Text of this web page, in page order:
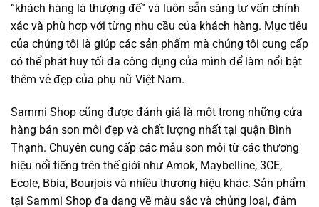
“khách hàng là thượng đế” và luôn sẵn sàng tư vấn chính
xác và phù hợp với từng nhu cầu của khách hàng. Mục tiêu
của chúng tôi là giúp các sản phẩm mà chúng tôi cung cấp
có thể phát huy tối đa công dụng của mình để làm nổi bật
thêm vẻ đẹp của phụ nữ Việt Nam.
Sammi Shop cũng được đánh giá là một trong những cửa
hàng bán son môi đẹp và chất lượng nhất tại quận Bình
Thạnh. Chuyên cung cấp các mẫu son môi từ các thương
hiệu nổi tiếng trên thế giới như Amok, Maybelline, 3CE,
Ecole, Bbia, Bourjois và nhiều thương hiệu khác. Sản phẩm
tại Sammi Shop đa dạng về màu sắc và chủng loại, đảm